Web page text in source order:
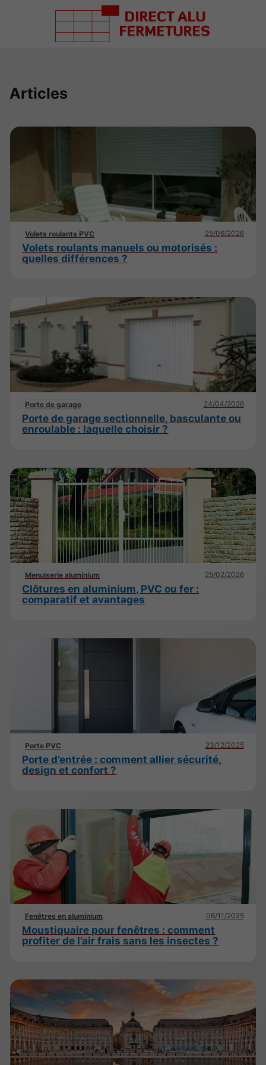
Articles
Volets roulants PVC 25/06/2026
Volets roulants manuels ou motorisés :
quelles différences ?
Porte de garage 24/04/2026
Porte de garage sectionnelle, basculante ou
enroulable : laquelle choisir ?
Menuiserie aluminium 25/02/2026
Clôtures en aluminium, PVC ou fer :
comparatif et avantages
Porte PVC 23/12/2025
Porte d’entrée : comment allier sécurité,
design et confort ?
Fenêtres en aluminium 06/11/2025
Moustiquaire pour fenêtres : comment
profiter de l’air frais sans les insectes ?